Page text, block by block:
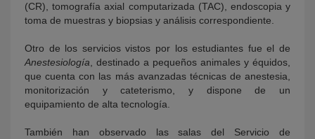
(CR), tomografía axial computarizada (TAC), endoscopia y
toma de muestras y biopsias y análisis correspondiente.
Otro de los servicios vistos por los estudiantes fue el de
Anestesiología , destinado a pequeños animales y équidos,
que cuenta con las más avanzadas técnicas de anestesia,
monitorización y cateterismo, y dispone de un
equipamiento de alta tecnología.
También han observado las salas del Servicio de